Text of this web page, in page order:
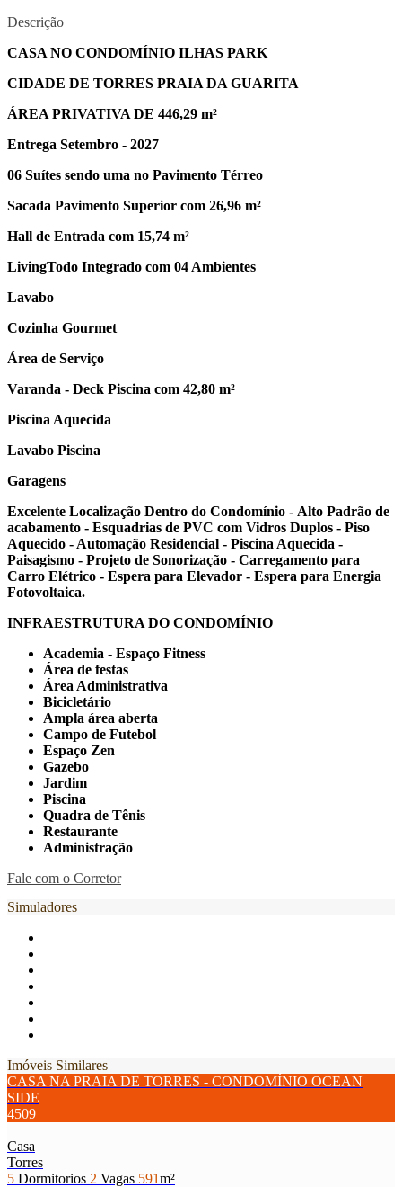
Descrição
CASA NO CONDOMÍNIO ILHAS PARK
CIDADE DE TORRES PRAIA DA GUARITA
ÁREA PRIVATIVA DE 446,29 m²
Entrega Setembro - 2027
06 Suítes sendo uma no Pavimento Térreo
Sacada Pavimento Superior com 26,96 m²
Hall de Entrada com 15,74 m²
LivingTodo Integrado com 04 Ambientes
Lavabo
Cozinha Gourmet
Área de Serviço
Varanda - Deck Piscina com 42,80 m²
Piscina Aquecida
Lavabo Piscina
Garagens
Excelente Localização Dentro do Condomínio - Alto Padrão de
acabamento - Esquadrias de PVC com Vidros Duplos - Piso
Aquecido - Automação Residencial - Piscina Aquecida -
Paisagismo - Projeto de Sonorização - Carregamento para
Carro Elétrico - Espera para Elevador - Espera para Energia
Fotovoltaica.
INFRAESTRUTURA DO CONDOMÍNIO
Academia - Espaço Fitness
Área de festas
Área Administrativa
Bicicletário
Ampla área aberta
Campo de Futebol
Espaço Zen
Gazebo
Jardim
Piscina
Quadra de Tênis
Restaurante
Administração
Fale com o Corretor
Simuladores
Imóveis Similares
CASA NA PRAIA DE TORRES - CONDOMÍNIO OCEAN
SIDE
4509
Casa
Torres
5 Dormitorios 2 Vagas 591m²